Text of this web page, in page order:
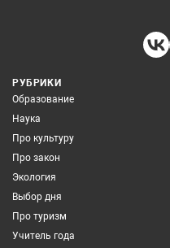
РУБРИКИ
Образование
Наука
Про культуру
Про закон
Экология
Выбор дня
Про туризм
Учитель года